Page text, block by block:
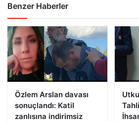
Benzer Haberler
Özlem Arslan davası
sonuçlandı: Katil
zanlısına indirimsiz